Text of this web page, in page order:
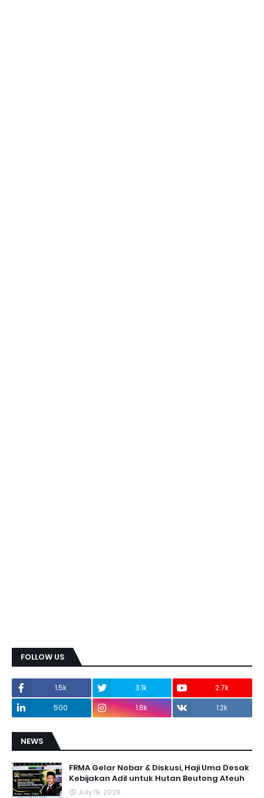
FOLLOW US
1.5k 3.1k
2.7k
500
1.8k 1.2k
NEWS
FRMA Gelar Nobar & Diskusi, Haji Uma Desak
Kebijakan Adil untuk Hutan Beutong Ateuh
July 19, 2026